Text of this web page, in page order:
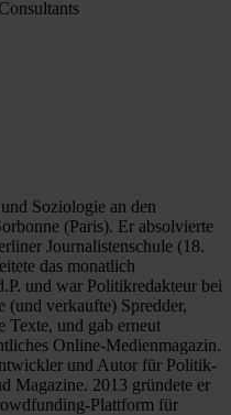
Soziologie an den
(Paris). Er absolvierte
Journalistenschule (18.
das monatlich
und war Politikredakteur bei
(und verkaufte) Spredder,
Texte, und gab erneut
Online-Medienmagazin.
und Autor für Politik-
Magazine. 2013 gründete er
Plattform für